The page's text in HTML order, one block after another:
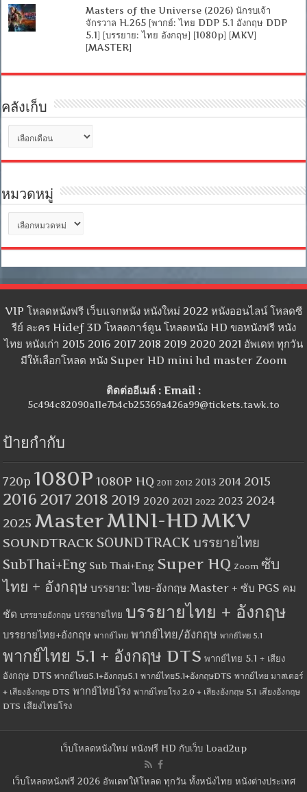
Masters of the Universe (2026) นักรบเจ้า
จักรวาล H.265 [พากย์: ไทย DDP 5.1 อังกฤษ DDP
5.1] [บรรยาย: ไทย อังกฤษ] [1080p] [MKV]
[MASTER]
คลังเก็บ
เก็บ
หมวดหมู่
หมู่
VIP โหลดหนังฟรี เว็บแจกหนัง หนังใหม่ 2022 หนังออนไลน์ โหลดซี
รีย์ ละคร Hidef 3D โหลดการ์ตูน โหลดหนัง HD ขอหนังฟรี หนัง
ไทย หนังเก่า 2015 2016 2017 2018 2019 2020 2021 อัพเดท ทุกวัน
มีให้เลือกโหลด หนัง Super HD mini hd master Zoom
ติดต่ออีเมล์ : Email :
5c494c82090a11e7b4cb25369a426a99@tickets.tawk.to
ป้ายกำกับ
720p 1080P 1080P HQ 2011 2012 2013 2014 2015
2016 2017 2018 2019 2020 2021 2022 2023 2024
2025 MasterMINI-HDMKV
SOUNDTRACK SOUNDTRACK บรรยายไทย
SubThai+Eng Sub Thai+Eng Super HQ Zoom ซับ
ไทย + อังกฤษ บรรยาย: ไทย-อังกฤษ Master + ซับ PGS คม
ชัด บรรยายอังกฤษ บรรยายไทย บรรยายไทย + อังกฤษ
บรรยายไทย+อังกฤษ พากย์ไทย พากย์ไทย/อังกฤษ พากย์ไทย 5.1
พากย์ไทย 5.1 + อังกฤษ DTS พากย์ไทย 5.1 + เสียง
อังกฤษ DTS พากย์ไทย5.1+อังกฤษ5.1 พากย์ไทย5.1+อังกฤษDTS พากย์ไทย มาสเตอร์
+ เสียงอังกฤษ DTS พากย์ไทยโรง พากย์ไทยโรง 2.0 + เสียงอังกฤษ 5.1 เสียงอังกฤษ
DTS เสียงไทยโรง
เว็บโหลดหนังใหม่ หนังฟรี HD กับเว็บ Load2up
เว็บโหลดหนังฟรี 2026 อัพเดทให้โหลด ทุกวัน ทั้งหนังไทย หนังต่างประเทศ